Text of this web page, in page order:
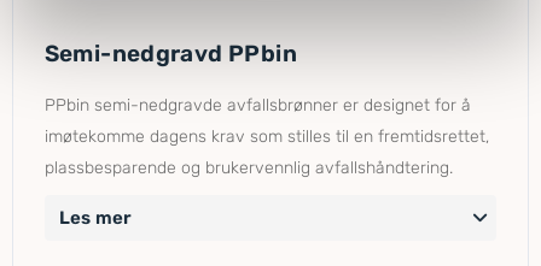
Semi-nedgravd PPbin
PPbin semi-nedgravde avfallsbrønner er designet for å
imøtekomme dagens krav som stilles til en fremtidsrettet,
plassbesparende og brukervennlig avfallshåndtering.
Les mer